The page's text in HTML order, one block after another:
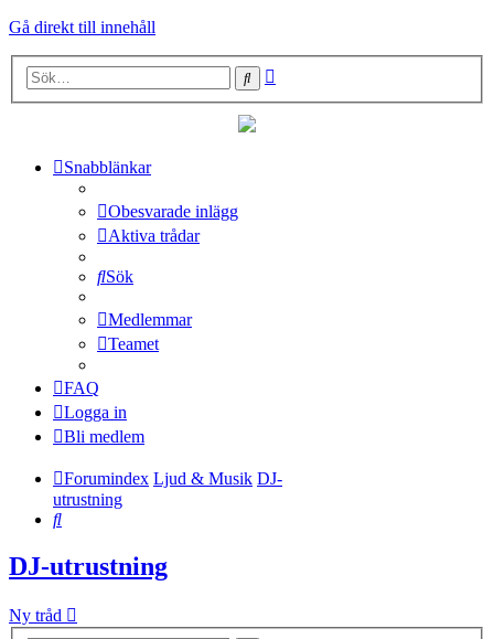
Gå direkt till innehåll
Sök
Snabblänkar
Obesvarade inlägg
Aktiva trådar
Sök
Medlemmar
Teamet
FAQ
Logga in
Bli medlem
Forumindex Ljud & Musik DJ-
utrustning
Sök
DJ-utrustning
Ny tråd